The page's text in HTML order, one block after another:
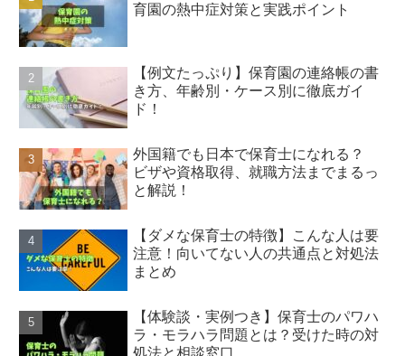
育園の熱中症対策と実践ポイント
【例文たっぷり】保育園の連絡帳の書
き方、年齢別・ケース別に徹底ガイ
ド！
外国籍でも日本で保育士になれる？
ビザや資格取得、就職方法までまるっ
と解説！
【ダメな保育士の特徴】こんな人は要
注意！向いてない人の共通点と対処法
まとめ
【体験談・実例つき】保育士のパワハ
ラ・モラハラ問題とは？受けた時の対
処法と相談窓口